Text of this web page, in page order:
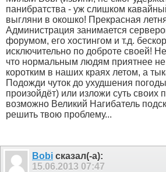
панибратства - уж слишком
выгляни в окошко! Прекрасная
Администрация занимается
форумом, его хостингом и т.д.
исключительно по доброте своей!
что нормальным людям приятнее
коротким в наших краях летом, а
Подожди чуток до ухудшения
произойдёт) или изложи суть
возможно Великий Нагибатель
решить твою проблему...
Bobi сказал(-а):
15.06.2013 07:47